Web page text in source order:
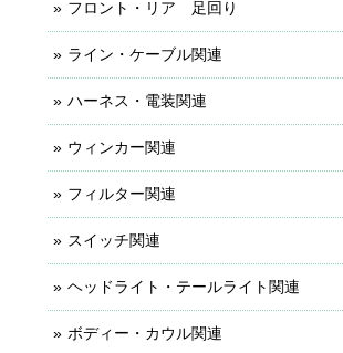
フロント・リア 足回り
ライン・ケーブル関連
ハーネス・電装関連
ウィンカー関連
フィルター関連
スイッチ関連
ヘッドライト・テールライト関連
ボディー・カウル関連